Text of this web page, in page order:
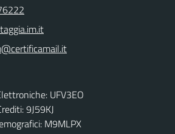
UFV3EO
9J59KJ
M9MLPX